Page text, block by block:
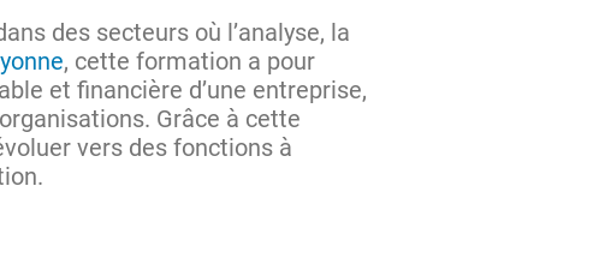
des secteurs où l’analyse, la
, cette formation a pour
et financière d’une entreprise,
Grâce à cette
vers des fonctions à